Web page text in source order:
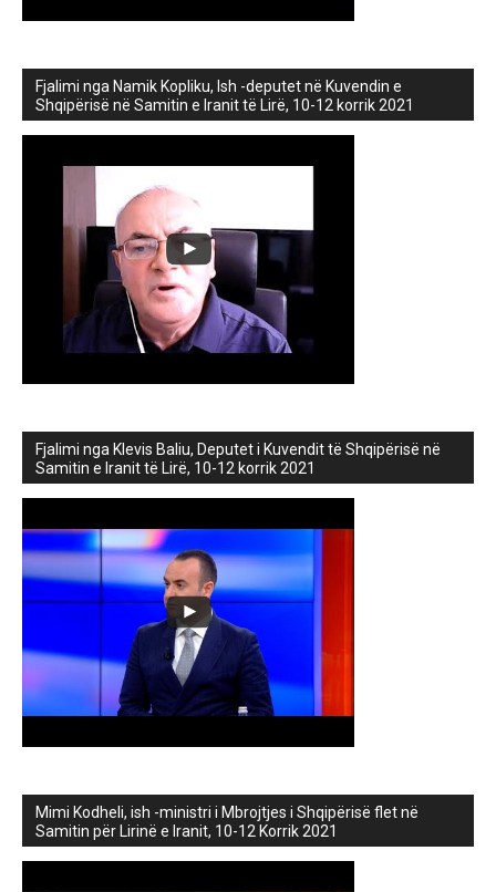
Fjalimi nga Namik Kopliku, Ish -deputet në Kuvendin e
Shqipërisë në Samitin e Iranit të Lirë, 10-12 korrik 2021
Fjalimi nga Klevis Baliu, Deputet i Kuvendit të Shqipërisë në
Samitin e Iranit të Lirë, 10-12 korrik 2021
Mimi Kodheli, ish -ministri i Mbrojtjes i Shqipërisë flet në
Samitin për Lirinë e Iranit, 10-12 Korrik 2021